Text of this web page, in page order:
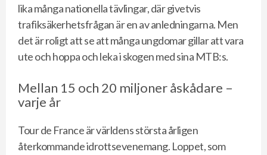
lika många nationella tävlingar, där givetvis
trafiksäkerhetsfrågan är en av anledningarna. Men
det är roligt att se att många ungdomar gillar att vara
ute och hoppa och leka i skogen med sina MTB:s.
Mellan 15 och 20 miljoner åskådare –
varje år
Tour de France är världens största årligen
återkommande idrottsevenemang. Loppet, som